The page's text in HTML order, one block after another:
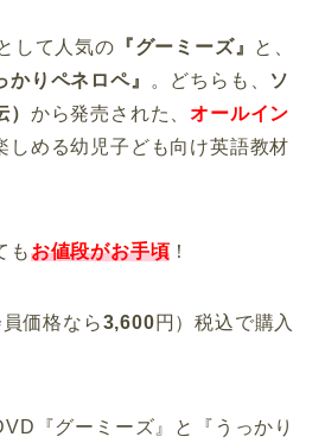
して人気の 『グーミーズ』 と、
かりペネロペ』 。どちらも、 ソ
から発売された、オールイン
しめる幼児子ども向け英語教材
もお値段がお手頃 ！
価格なら3,600円）税込で購入
『グーミーズ』と『うっかり